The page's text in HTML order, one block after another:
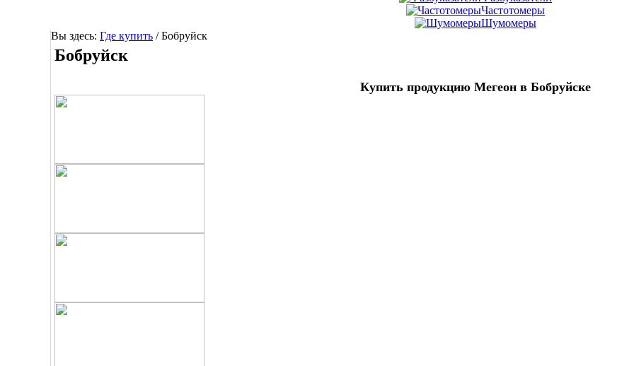
Частотомеры
Шумомеры
Вы здесь: Где купить /Бобруйск
Бобруйск
Купить продукцию Мегеон в Бобруйске